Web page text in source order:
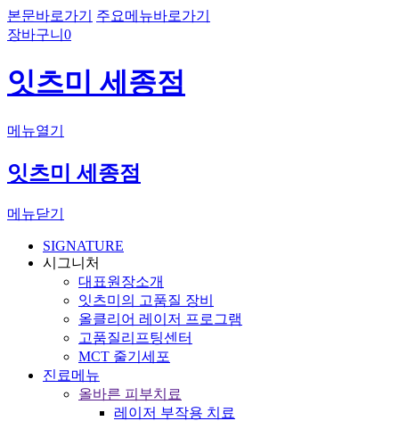
본문바로가기
주요메뉴바로가기
장바구니 0
잇츠미 세종점
메뉴열기
잇츠미 세종점
메뉴닫기
SIGNATURE
시그니처
대표원장소개
잇츠미의 고품질 장비
올클리어 레이저 프로그램
고품질리프팅센터
MCT 줄기세포
진료메뉴
올바른 피부치료
레이저 부작용 치료